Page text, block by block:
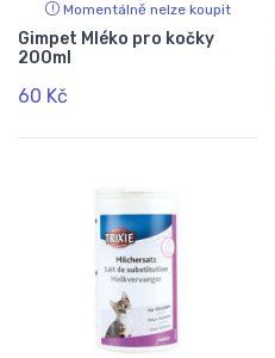
Momentálně nelze koupit
Gimpet Mléko pro kočky
200ml
60 Kč